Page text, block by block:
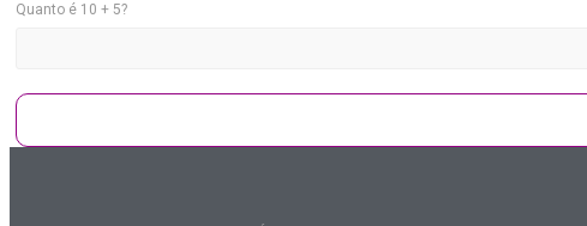
Quanto é 10 + 5?